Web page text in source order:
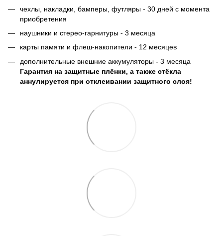
чехлы, накладки, бамперы, футляры - 30 дней с момента
приобретения
наушники и стерео-гарнитуры - 3 месяца
карты памяти и флеш-накопители - 12 месяцев
дополнительные внешние аккумуляторы - 3 месяца
Гарантия на защитные плёнки, а также стёкла
аннулируется при отклеивании защитного слоя!